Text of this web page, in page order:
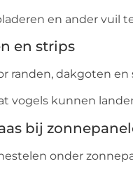
en ander vuil
en strips
randen, dakgoten en
vogels kunnen
bij
onder